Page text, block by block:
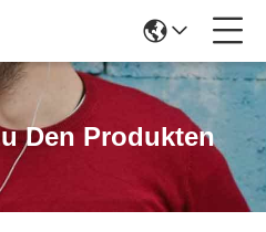
Den Produkten